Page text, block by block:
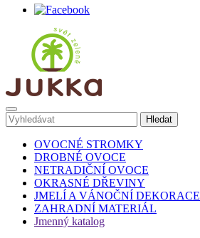
OVOCNÉ STROMKY
DROBNÉ OVOCE
NETRADIČNÍ OVOCE
OKRASNÉ DŘEVINY
JMELÍ A VÁNOČNÍ DEKORACE
ZAHRADNÍ MATERIÁL
Jmenný katalog